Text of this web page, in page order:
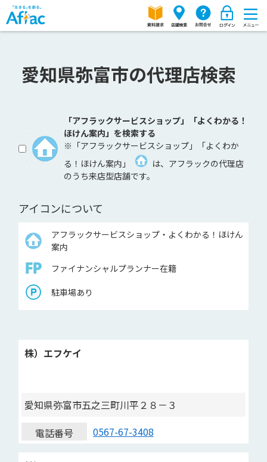
愛知県弥富市の代理店検索
「アフラックサービスショップ」「よくわかる！
ほけん案内」を検索する
※「アフラックサービスショップ」「よくわか
る！ほけん案内」
は、アフラックの代理店
のうち来店型店舗です。
アイコンについて
アフラックサービスショップ・よくわかる！ほけん
案内
ファイナンシャルプランナー在籍
駐車場あり
株）エフケイ
愛知県弥富市五之三町川平２８－３
電話番号
0567-67-3408